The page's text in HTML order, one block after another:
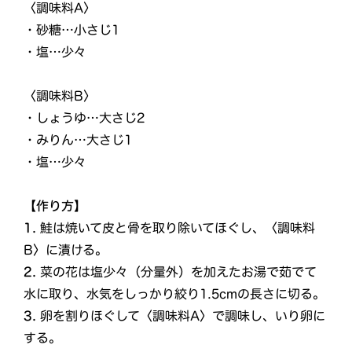
〈調味料A〉
・砂糖…小さじ1
・塩…少々
〈調味料B〉
・しょうゆ…大さじ2
・みりん…大さじ1
・塩…少々
【作り方】
1. 鮭は焼いて皮と骨を取り除いてほぐし、〈調味料
B〉に漬ける。
2. 菜の花は塩少々（分量外）を加えたお湯で茹でて
水に取り、水気をしっかり絞り1.5cmの長さに切る。
3. 卵を割りほぐして〈調味料A〉で調味し、いり卵に
する。